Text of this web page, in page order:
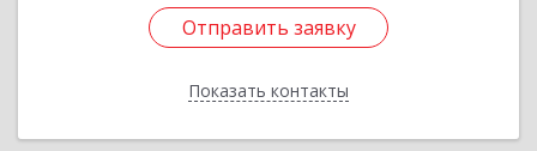
Отправить заявку
Показать контакты
Отправить заявку
Назад